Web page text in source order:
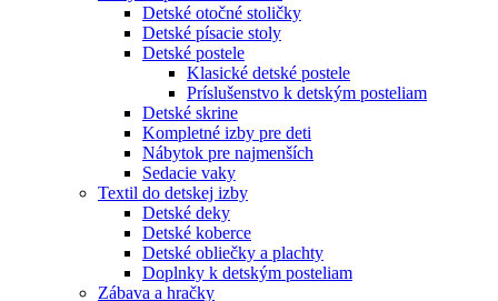
Detské otočné stoličky
Detské písacie stoly
Detské postele
Klasické detské postele
Príslušenstvo k detským posteliam
Detské skrine
Kompletné izby pre deti
Nábytok pre najmenších
Sedacie vaky
Textil do detskej izby
Detské deky
Detské koberce
Detské obliečky a plachty
Doplnky k detským posteliam
Zábava a hračky